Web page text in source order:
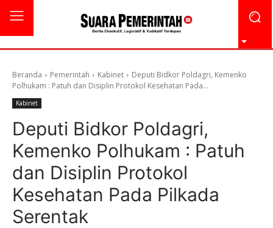
Beranda Pemerintah Kabinet
Deputi Bidkor Poldagri, Kemenko
Polhukam : Patuh dan Disiplin Protokol Kesehatan Pada...
Kabinet
Deputi Bidkor Poldagri,
Kemenko Polhukam : Patuh
dan Disiplin Protokol
Kesehatan Pada Pilkada
Serentak